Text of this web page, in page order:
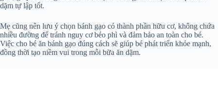
dặm tự lập tốt.
Mẹ cũng nên lưu ý chọn bánh gạo có thành phần hữu cơ, không chứa
nhiều đường để tránh nguy cơ béo phì và đảm bảo an toàn cho bé.
Việc cho bé ăn bánh gạo đúng cách sẽ giúp bé phát triển khỏe mạnh,
đồng thời tạo niềm vui trong mỗi bữa ăn dặm.